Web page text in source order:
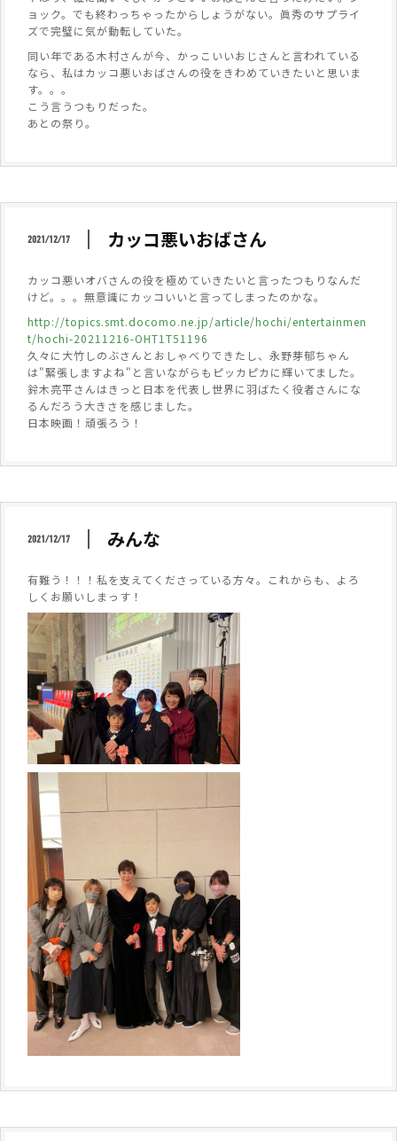
ョック。でも終わっちゃったからしょうがない。眞秀のサプライ
ズで完璧に気が動転していた。
同い年である木村さんが今、かっこいいおじさんと言われている
なら、私はカッコ悪いおばさんの役をきわめていきたいと思いま
す。。。
こう言うつもりだった。
あとの祭り。
2021/12/17 カッコ悪いおばさん
カッコ悪いオバさんの役を極めていきたいと言ったつもりなんだ
けど。。。無意識にカッコいいと言ってしまったのかな。
http://topics.smt.docomo.ne.jp/article/hochi/entertainmen
t/hochi-20211216-OHT1T51196
久々に大竹しのぶさんとおしゃべりできたし、永野芽郁ちゃん
は"緊張しますよね"と言いながらもピッカピカに輝いてました。
鈴木亮平さんはきっと日本を代表し世界に羽ばたく役者さんにな
るんだろう大きさを感じました。
日本映画！頑張ろう！
2021/12/17 みんな
有難う！！！私を支えてくださっている方々。これからも、よろ
しくお願いしまっす！